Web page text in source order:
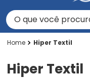
O que você procura?
Hiper Textil
Hiper Textil